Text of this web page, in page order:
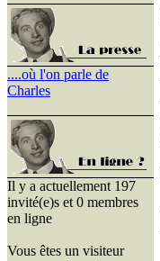
....où l'on parle de
Charles
Il y a actuellement 197
invité(e)s et 0 membres
en ligne
Vous êtes un visiteur